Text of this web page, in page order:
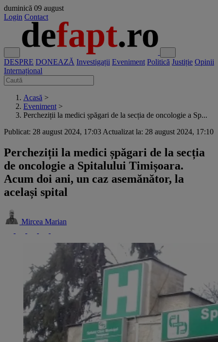
duminică 09 august
Login Contact
DESPRE DONEAZĂ Investigații Eveniment Politică Justiție Opinii
Internațional
Acasă >
Eveniment >
Percheziții la medici șpăgari de la secția de oncologie a Sp...
Publicat: 28 august 2024, 17:03 Actualizat la: 28 august 2024, 17:10
Percheziții la medici șpăgari de la secția
de oncologie a Spitalului Timișoara.
Acum doi ani, un caz asemănător, la
același spital
Mircea Marian